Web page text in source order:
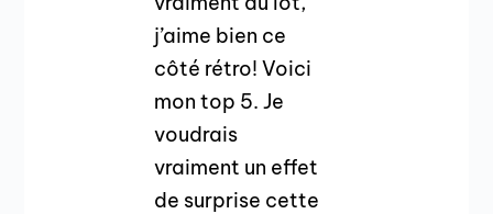
j’aime bien ce
côté rétro! Voici
mon top 5. Je
voudrais
vraiment un effet
de surprise cette